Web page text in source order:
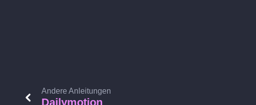
Andere Anleitungen
Dailymotion